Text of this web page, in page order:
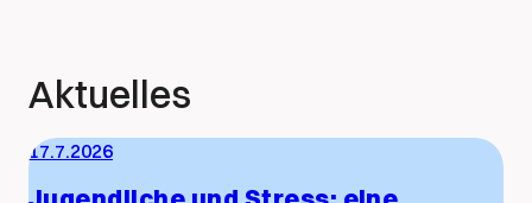
Aktuelles
17.7.2026